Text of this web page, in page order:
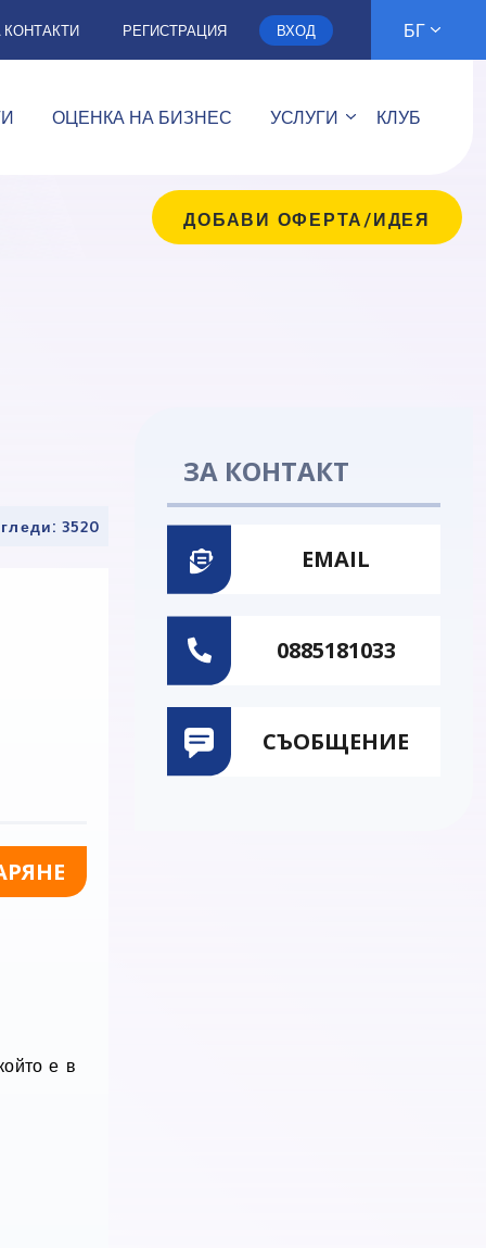
КОНТАКТИ РЕГИСТРАЦИЯ ВХОД БГ
ОЦЕНКА НА БИЗНЕС УСЛУГИ КЛУБ
ДОБАВИ ОФЕРТА/ИДЕЯ
3520
е в
ЗА КОНТАКТ
EMAIL
0885181033
СЪОБЩЕНИЕ